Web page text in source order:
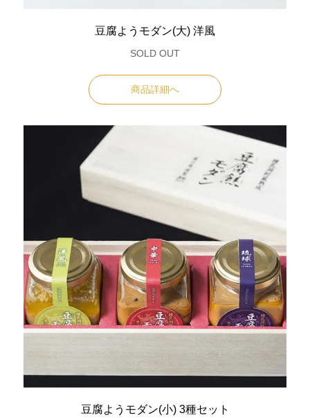
豆腐ようモダン(大) 洋風
SOLD OUT
商品詳細へ
豆腐ようモダン(小) 3種セット